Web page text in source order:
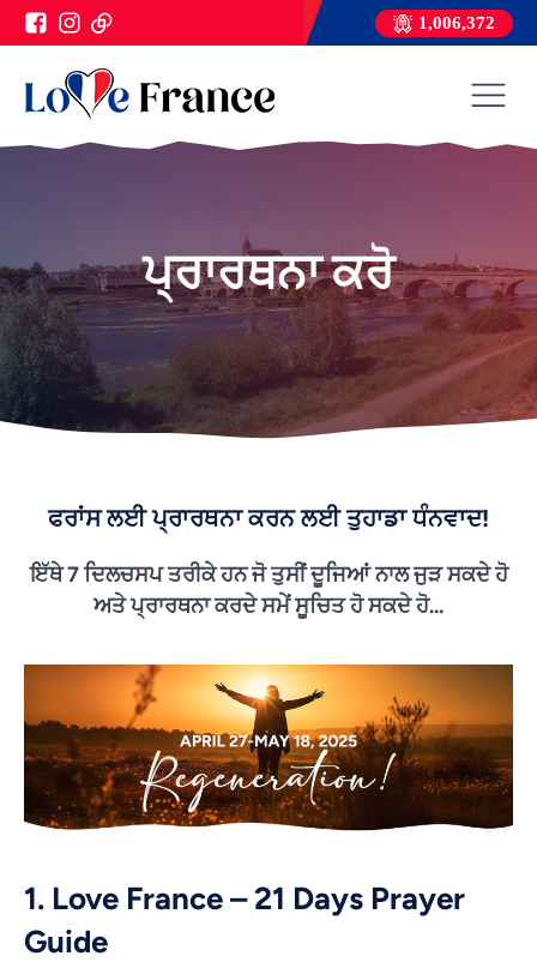
1,006,372
ਪ੍ਰਾਰਥਨਾ ਕਰੋ
ਫਰਾਂਸ ਲਈ ਪ੍ਰਾਰਥਨਾ ਕਰਨ ਲਈ ਤੁਹਾਡਾ ਧੰਨਵਾਦ!
ਇੱਥੇ 7 ਦਿਲਚਸਪ ਤਰੀਕੇ ਹਨ ਜੋ ਤੁਸੀਂ ਦੂਜਿਆਂ ਨਾਲ ਜੁੜ ਸਕਦੇ ਹੋ
ਅਤੇ ਪ੍ਰਾਰਥਨਾ ਕਰਦੇ ਸਮੇਂ ਸੂਚਿਤ ਹੋ ਸਕਦੇ ਹੋ...
1. Love France – 21 Days Prayer
Guide